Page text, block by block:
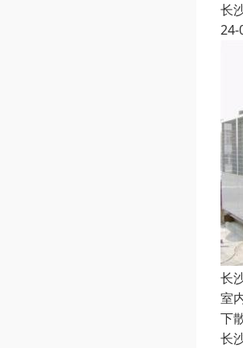
长
24-
长
室
下
长